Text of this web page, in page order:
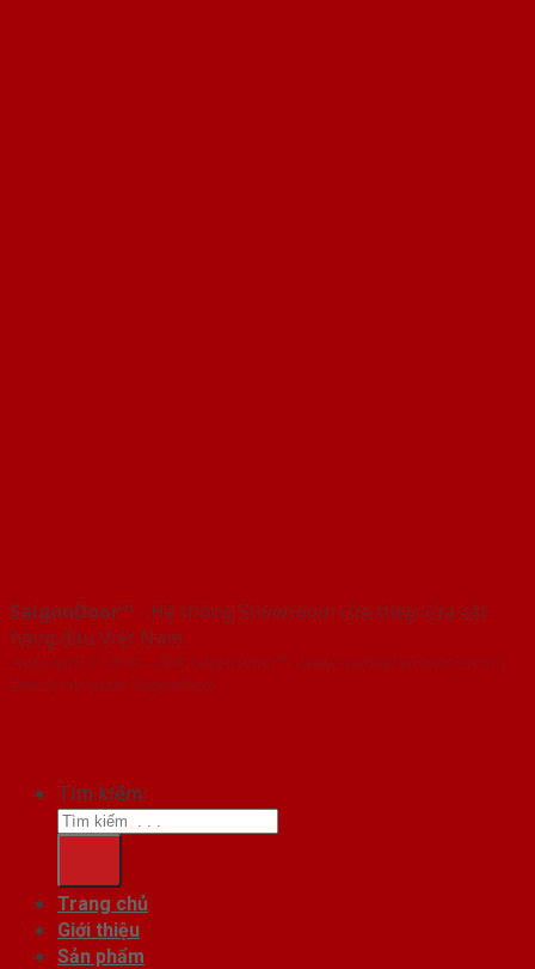
SaigonDoor™ - Hệ thống Showroom cửa thép cửa sắt
hàng đầu Việt Nam
Copyright ⓒ 2016 – 2026 SaigonDoor™ - www.cuathephanquoc.com |
Đơn vị chủ quản SaigonDoor
Tìm kiếm:
Trang chủ
Giới thiệu
Sản phẩm